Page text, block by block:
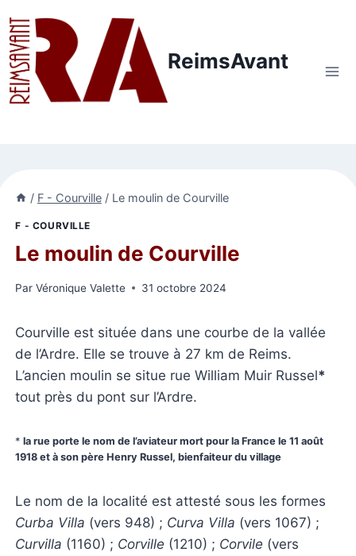
au
contenu
ReimsAvant
/ F - Courville / Le moulin de Courville
F - COURVILLE
Le moulin de Courville
Par Véronique Valette 31 octobre 2024
Courville est située dans une courbe de la vallée
de l’Ardre. Elle se trouve à 27 km de Reims.
L’ancien moulin se situe rue William Muir Russel*
tout près du pont sur l’Ardre.
*la rue porte le nom de l’aviateur mort pour la France le 11 août
1918 et à son père Henry Russel, bienfaiteur du village
Le nom de la localité est attesté sous les formes
Curba Villa (vers 948) ; Curva Villa (vers 1067) ;
Curvilla (1160) ; Corville (1210) ; Corvile (vers